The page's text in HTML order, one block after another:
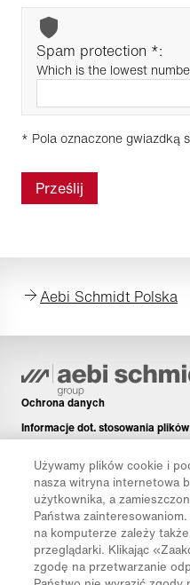
Spam protection *:
Which is the lowest
* Pola oznaczone gwiazdką
Prześlij
Aebi Schmidt Polska
Ochrona danych
Informacje dot. stosowania
Disclaimer
Newsletter
Części zamienne
Pliki do pobrania
Kalkulator CO₂
Używamy plików cookie i
nasza witryna internetowa
użytkownika, a
Państwa
na komputerze zależy
przeglądarki. Klikając
zgodę na przetwarzanie